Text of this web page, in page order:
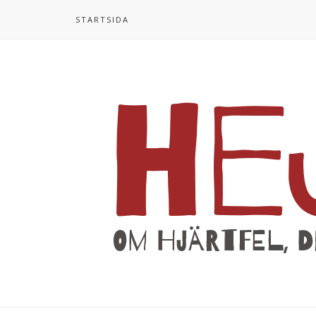
STARTSIDA